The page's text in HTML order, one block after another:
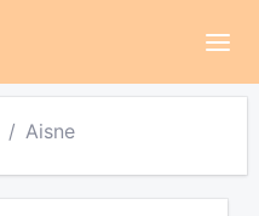
Aisne